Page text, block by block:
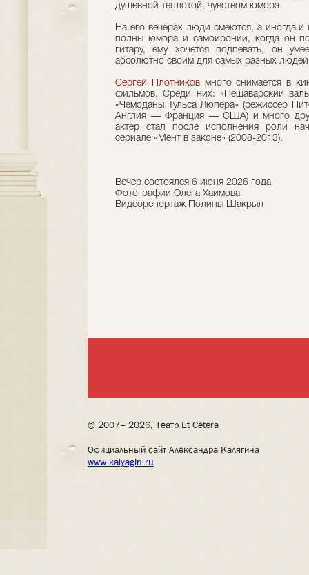
душевной теплотой, чувством юмора.
На его вечерах люди смеются, а иногда и
полны юмора и самоиронии, когда он
гитару, ему хочется подпевать, он
абсолютно своим для самых разных
Сергей Плотниковмного снимается в
фильмов. Среди них: «Пешаварский
«Чемоданы Тульса Люпера» (режиссер
Англия — Франция — США) и много
актер стал после исполнения роли
сериале «Мент в законе» (2008-2013).
Вечер состоялся 6 июня 2026 года
Фотографии Олега Хаимова
Видеорепортаж Полины Шакрыл
© 2007– 2026, Театр Et Cetera
Официальный сайт Александра Калягина
www.kalyagin.ru